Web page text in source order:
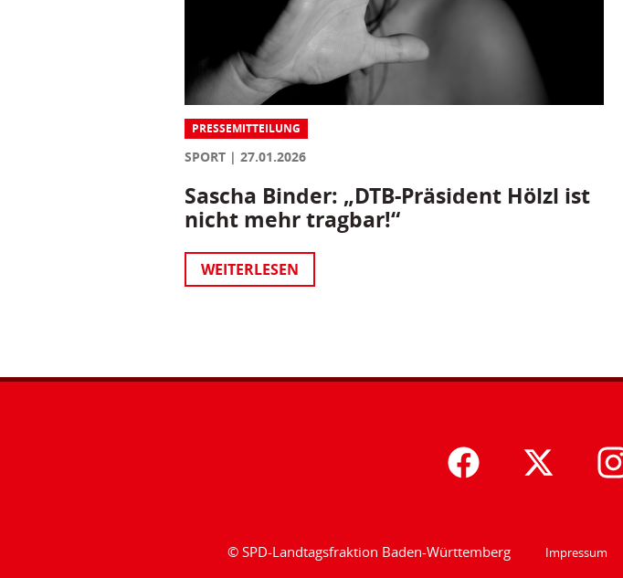
PRESSEMITTEILUNG
SPORT 27.01.2026
Sascha Binder: „DTB-Präsident Hölzl ist
nicht mehr tragbar!“
WEITERLESEN
© SPD-Landtagsfraktion Baden-Württemberg Impressum